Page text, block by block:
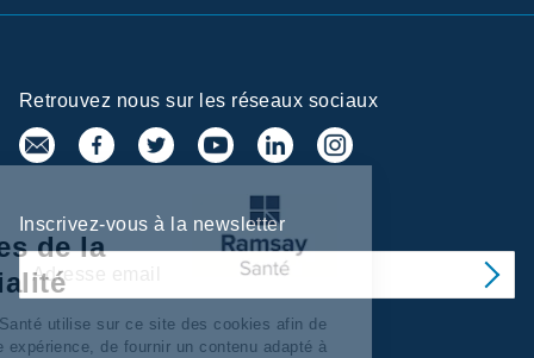
Retrouvez nous sur les réseaux sociaux
Inscrivez-vous à la newsletter
de
de la
Services/Santé utilise sur ce site des cookies afin de
votre expérience, de fournir un contenu adapté à